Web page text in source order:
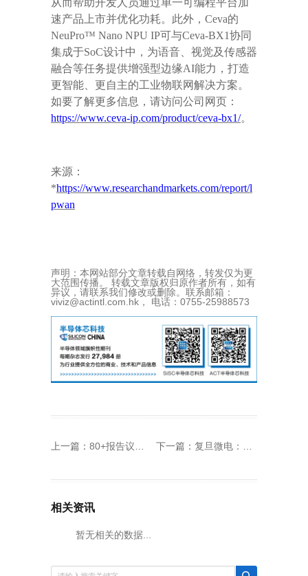
从而帮助开发人员通过单一可编程平台加
速产品上市并优化功耗。此外， Ceva的
NeuPro™ Nano NPU IP可与Ceva-BX1协同
集成于SoC设计中，为语音、视觉及传感器
融合等任务提供增强型边缘AI能力，打造
更智能、更自主的工业物联网解决方案。
如要了解更多信息，请访问公司网页：
https://www.ceva-ip.com/product/ceva-bx1/。
来源：
*https://www.researchandmarkets.com/report/l
pwan
声明：本网站部分文章转载自网络，转发仅为更
大范围传播。 转载文章版权归原作者所有，如有
异议，请联系我们修改或删除。联系邮箱：
viviz@actintl.com.hk， 电话：0755-25988573
上一篇： 80+报告议程公布，应用端免费参会 | Carbontech2025金刚石、碳纤维、新能源碳大会 下一篇： 复旦微电：第一大股东将变更为国盛投资
相关资讯
暂无相关的数据...